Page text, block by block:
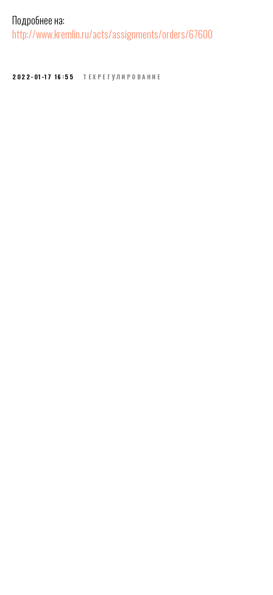
Подробнее на:
http://www.kremlin.ru/acts/assignments/orders/67600
2022-01-17 16:55 ТЕХРЕГУЛИРОВАНИЕ